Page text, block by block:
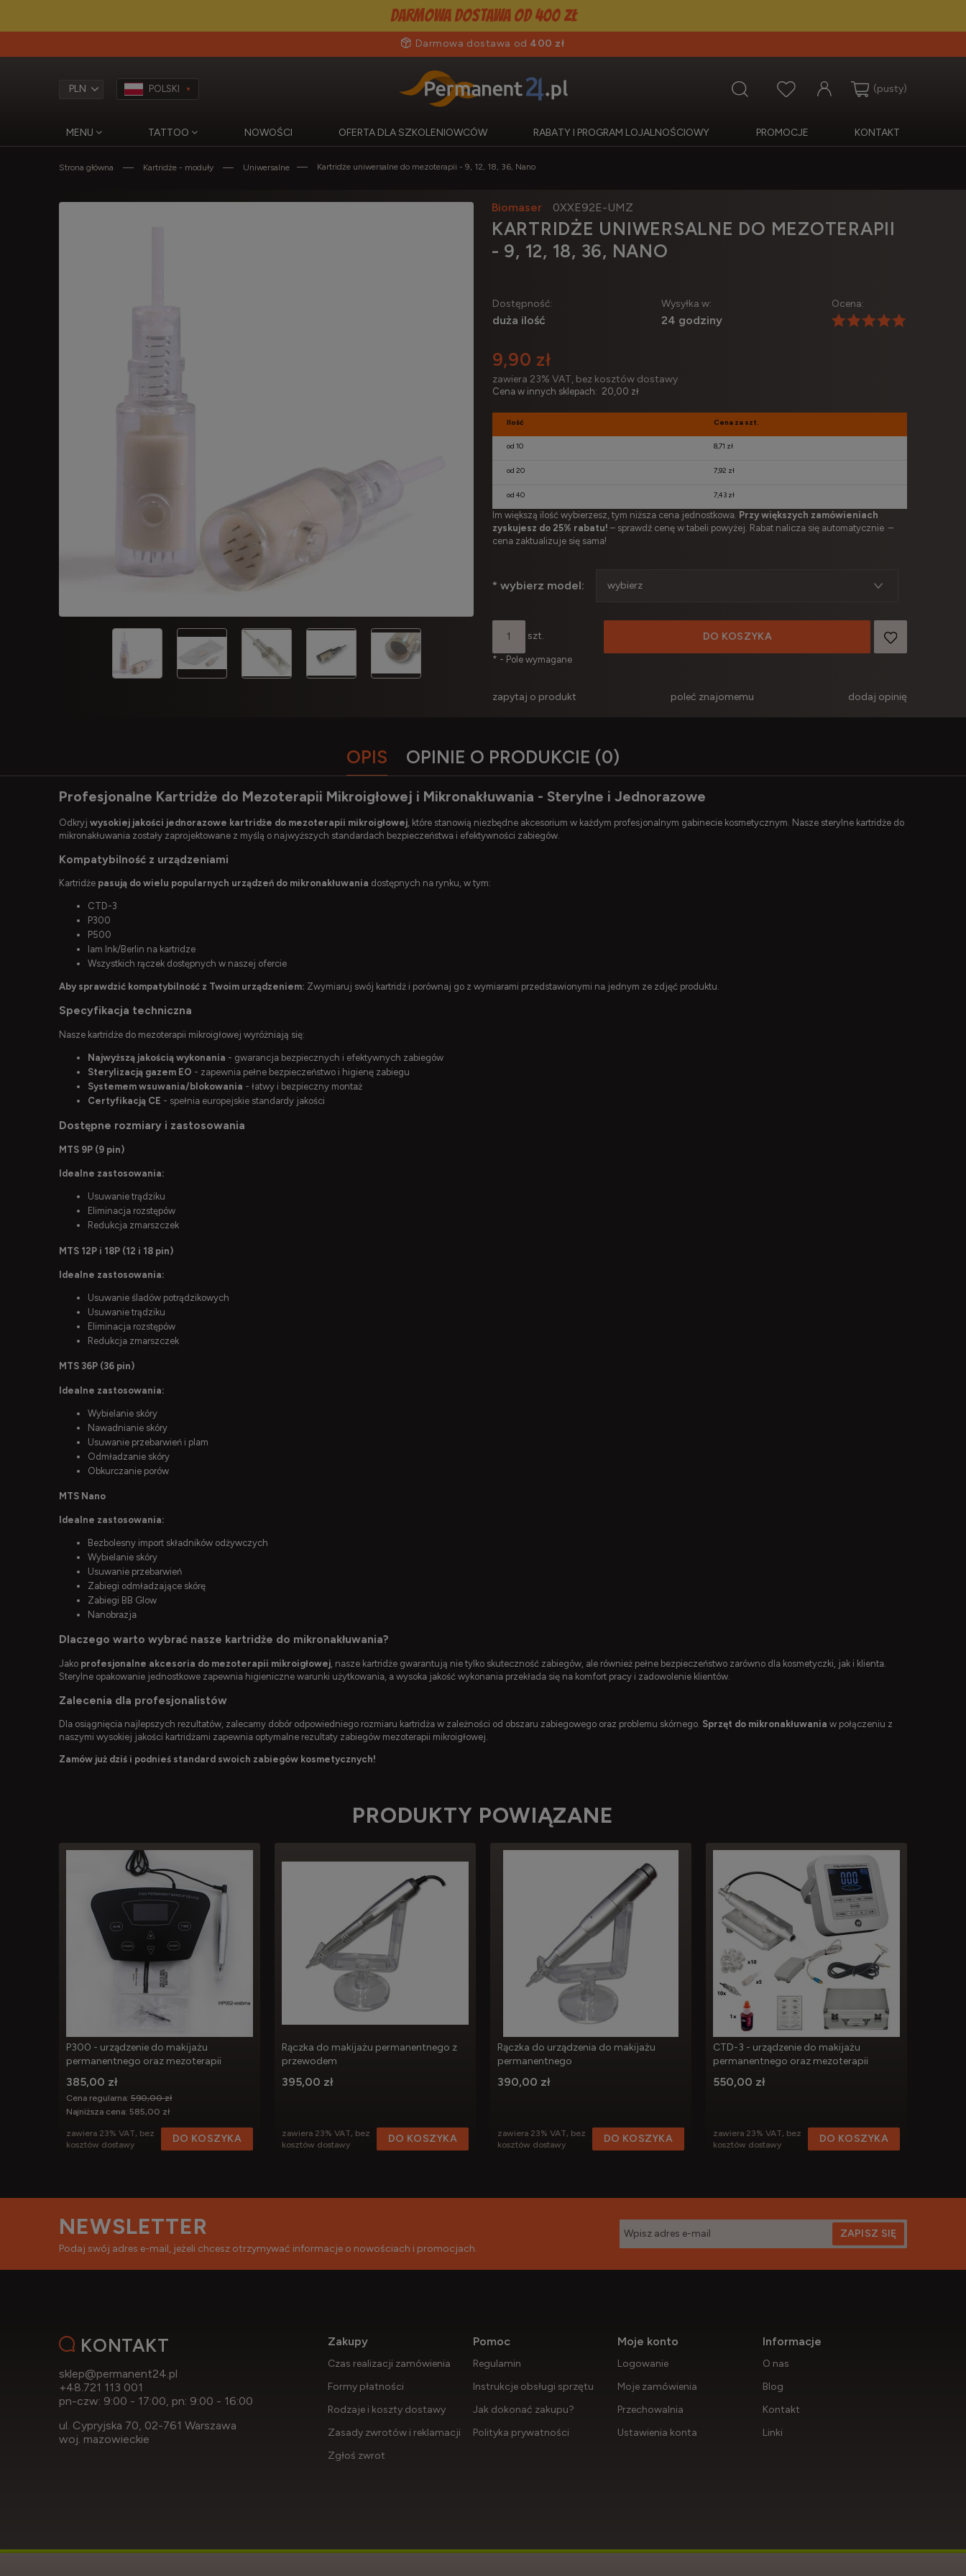
Darmowa dostawa od 400 zł
Darmowa dostawa od 400 zł
POLSKI (pusty)
MENU TATTOO NOWOŚCI OFERTA DLA SZKOLENIOWCÓW RABATY I PROGRAM LOJALNOŚCIOWY PROMOCJE KONTAKT
Strona główna Kartridże - moduły Uniwersalne Kartridże uniwersalne do mezoterapii - 9, 12, 18, 36, Nano
Biomaser 0XXE92E-UMZ
KARTRIDŻE UNIWERSALNE DO MEZOTERAPII
- 9, 12, 18, 36, NANO
Dostępność:
duża ilość
Wysyłka w:
24 godziny
Ocena:
9,90 zł
zawiera 23% VAT, bez kosztów dostawy
Cena w innych sklepach: 20,00 zł
Ilość Cena za szt.
od 10 8,71 zł
od 20 7,92 zł
od 40 7,43 zł
Im większą ilość wybierzesz, tym niższa cena jednostkowa. Przy większych zamówieniach
zyskujesz do 25% rabatu! – sprawdź cenę w tabeli powyżej. Rabat nalicza się automatycznie –
cena zaktualizuje się sama!
* wybierz model:
szt. DO KOSZYKA
* - Pole wymagane
zapytaj o produkt poleć znajomemu dodaj opinię
OPIS OPINIE O PRODUKCIE (0)
Profesjonalne Kartridże do Mezoterapii Mikroigłowej i Mikronakłuwania - Sterylne i Jednorazowe
Odkryj wysokiej jakości jednorazowe kartridże do mezoterapii mikroigłowej , które stanowią niezbędne akcesorium w każdym profesjonalnym gabinecie kosmetycznym. Nasze sterylne kartridże do
mikronakłuwania zostały zaprojektowane z myślą o najwyższych standardach bezpieczeństwa i efektywności zabiegów.
Kompatybilność z urządzeniami
Kartridże pasują do wielu popularnych urządzeń do mikronakłuwania dostępnych na rynku, w tym:
CTD-3
P300
P500
Iam Ink/Berlin na kartridze
Wszystkich rączek dostępnych w naszej ofercie
Aby sprawdzić kompatybilność z Twoim urządzeniem: Zwymiaruj swój kartridż i porównaj go z wymiarami przedstawionymi na jednym ze zdjęć produktu.
Specyfikacja techniczna
Nasze kartridże do mezoterapii mikroigłowej wyróżniają się:
Najwyższą jakością wykonania - gwarancja bezpiecznych i efektywnych zabiegów
Sterylizacją gazem EO - zapewnia pełne bezpieczeństwo i higienę zabiegu
Systemem wsuwania/blokowania - łatwy i bezpieczny montaż
Certyfikacją CE - spełnia europejskie standardy jakości
Dostępne rozmiary i zastosowania
MTS 9P (9 pin)
Idealne zastosowania:
Usuwanie trądziku
Eliminacja rozstępów
Redukcja zmarszczek
MTS 12P i 18P (12 i 18 pin)
Idealne zastosowania:
Usuwanie śladów potrądzikowych
Usuwanie trądziku
Eliminacja rozstępów
Redukcja zmarszczek
MTS 36P (36 pin)
Idealne zastosowania:
Wybielanie skóry
Nawadnianie skóry
Usuwanie przebarwień i plam
Odmładzanie skóry
Obkurczanie porów
MTS Nano
Idealne zastosowania:
Bezbolesny import składników odżywczych
Wybielanie skóry
Usuwanie przebarwień
Zabiegi odmładzające skórę
Zabiegi BB Glow
Nanobrazja
Dlaczego warto wybrać nasze kartridże do mikronakłuwania?
Jako profesjonalne akcesoria do mezoterapii mikroigłowej , nasze kartridże gwarantują nie tylko skuteczność zabiegów, ale również pełne bezpieczeństwo zarówno dla kosmetyczki, jak i klienta.
Sterylne opakowanie jednostkowe zapewnia higieniczne warunki użytkowania, a wysoka jakość wykonania przekłada się na komfort pracy i zadowolenie klientów.
Zalecenia dla profesjonalistów
Dla osiągnięcia najlepszych rezultatów, zalecamy dobór odpowiedniego rozmiaru kartridża w zależności od obszaru zabiegowego oraz problemu skórnego. Sprzęt do mikronakłuwania w połączeniu z
naszymi wysokiej jakości kartridżami zapewnia optymalne rezultaty zabiegów mezoterapii mikroigłowej.
Zamów już dziś i podnieś standard swoich zabiegów kosmetycznych!
PRODUKTY POWIĄZANE
P300 - urządzenie do makijażu
permanentnego oraz mezoterapii
385,00 zł
Cena regularna: 590,00 zł
Najniższa cena: 585,00 zł
zawiera 23% VAT, bez
kosztów dostawy
DO KOSZYKA
Rączka do makijażu permanentnego z
przewodem
395,00 zł
zawiera 23% VAT, bez
kosztów dostawy
DO KOSZYKA
Rączka do urządzenia do makijażu
permanentnego
390,00 zł
zawiera 23% VAT, bez
kosztów dostawy
DO KOSZYKA
CTD-3 - urządzenie do makijażu
permanentnego oraz mezoterapii
550,00 zł
zawiera 23% VAT, bez
kosztów dostawy
DO KOSZYKA
NEWSLETTER
Podaj swój adres e-mail, jeżeli chcesz otrzymywać informacje o nowościach i promocjach.
ZAPISZ SIĘ
KONTAKT
sklep@permanent24.pl
+48.721 113 001
pn-czw: 9:00 - 17:00, pn: 9:00 - 16:00
ul. Cypryjska 70, 02-761 Warszawa
woj. mazowieckie
Zakupy
Czas realizacji zamówienia
Formy płatności
Rodzaje i koszty dostawy
Zasady zwrotów i reklamacji
Zgłoś zwrot
Pomoc
Regulamin
Instrukcje obsługi sprzętu
Jak dokonać zakupu?
Polityka prywatności
Moje konto
Logowanie
Moje zamówienia
Przechowalnia
Ustawienia konta
Informacje
O nas
Blog
Kontakt
Linki